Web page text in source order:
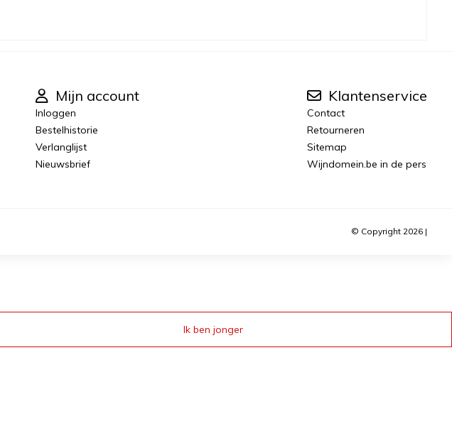
Mijn account
Inloggen
Bestelhistorie
Verlanglijst
Nieuwsbrief
Klantenservice
Contact
Retourneren
Sitemap
Wijndomein.be in de pers
© Copyright 2026 |
Ik ben jonger